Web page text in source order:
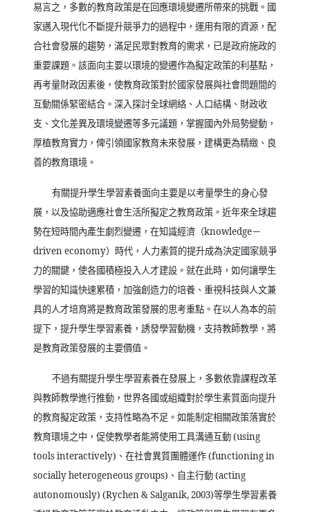
易言之，多數的教育政策是在回應環境變遷所帶來的挑戰。國
家邁入現代化不斷提升競爭力的過程中，運用有限的資源，配
合社會發展的趨勢，滿足民眾對教育的需求，已是政府施政的
重要課題。該面向主要以環境的變遷作為擬定政策的利基點，
再考量財政因素後，使教育政策對於國家發展與社會問題間的
互動關係緊密結合。深入探討全球網絡、人口結構、財政收
支、文化差異及環境變遷等多元議題，掌握國內外局勢變動，
厚植教育實力，俾引領國家教育未來發展，建構更為精緻、良
善的教育環境。
有關提升學生學習素養面向主要是以考量學生的身心發
展，以及協助適應社會生活所擬定之教育政策。近年來全球趨
勢在短時間內產生劇烈變遷，在知識經濟（knowledge－
driven economy）時代，人力素質的提升成為決定國家競爭
力的關鍵，使各國積極投入人才建設。就在此時，如何讓學生
學習的知識快速累積，加強創造力的培養、重視科技與人文兼
具的人才培育將是教育政策發展的思考重點。在以人為本的前
提下，提升學生學習素養，誘發學習動機，支持教師教學，將
是教育政策發展的主要價值。
不過有關提升學生學習素養在發展上，多數依靠課程改革
與教師教學進行推動，世界各國或組織對於學生素質面向提升
的教育擬定政策，支持性略為不足。如能制定相關政策落實於
教育環境之中，促使教學者能將使用工具溝通互動(using
tools interactively) 、在社會異質團體運作(functioning in
socially heterogeneous groups) 、自主行動(acting
autonomously) (Rychen & Salganik, 2003)等學生學習素養